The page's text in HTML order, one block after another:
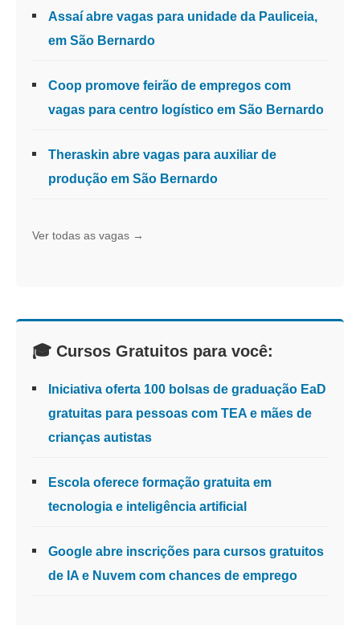
Assaí abre vagas para unidade da Pauliceia,
em São Bernardo
Coop promove feirão de empregos com
vagas para centro logístico em São Bernardo
Theraskin abre vagas para auxiliar de
produção em São Bernardo
Ver todas as vagas →
🎓 Cursos Gratuitos para você:
Iniciativa oferta 100 bolsas de graduação EaD
gratuitas para pessoas com TEA e mães de
crianças autistas
Escola oferece formação gratuita em
tecnologia e inteligência artificial
Google abre inscrições para cursos gratuitos
de IA e Nuvem com chances de emprego